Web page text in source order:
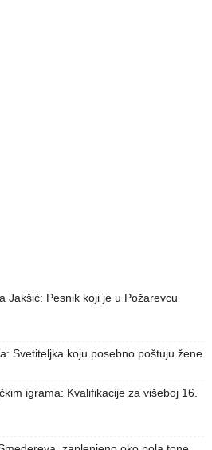
Jakšić: Pesnik koji je u Požarevcu
Svetiteljka koju posebno poštuju žene
igrama: Kvalifikacije za višeboj 16.